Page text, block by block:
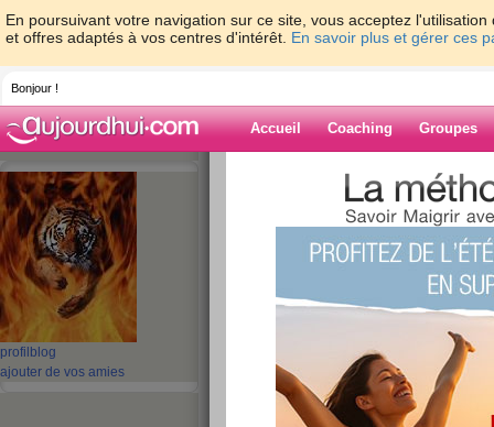
En poursuivant votre navigation sur ce site, vous acceptez
et offres adaptés à vos centres d'intérêt. En savoir plus et gérer ces
Bonjour !
Accueil Coaching Groupes
profil blog
ajouter de vos amies
>
Blog de bibi971
21 - 30 31 - 40 41 - 50 51 -
‹ Préc. 1 2 3 4 5